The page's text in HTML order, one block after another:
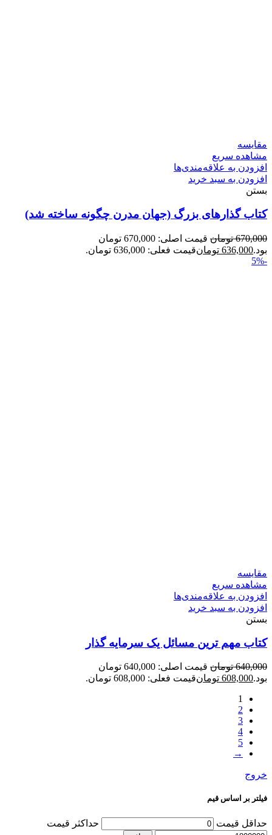
مقایسه
مشاهده سریع
افزودن به علاقه‌مندی‌ها
افزودن به سبد خرید
بستن
کتاب گذارهای بزرگ (جهان مدرن چگونه ساخته شد)
670,000 تومان
قیمت اصلی: 670,000 تومان
بود.636,000 تومانقیمت فعلی: 636,000 تومان.
-5%
مقایسه
مشاهده سریع
افزودن به علاقه‌مندی‌ها
افزودن به سبد خرید
بستن
کتاب مهم ترین مسائل یک سرمایه گذار
640,000 تومان
قیمت اصلی: 640,000 تومان
بود.608,000 تومانقیمت فعلی: 608,000 تومان.
1
2
3
4
5
→
خروج
فیلتر بر اساس قیم
حداقل قیمت حداكثر قيمت